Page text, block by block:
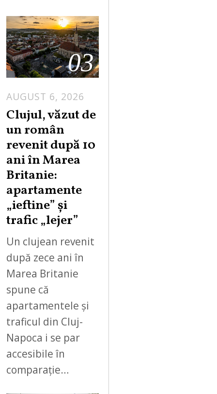
03
AUGUST 6, 2026
Clujul, văzut de
un român
revenit după 10
ani în Marea
Britanie:
apartamente
„ieftine” și
trafic „lejer”
Un clujean revenit
după zece ani în
Marea Britanie
spune că
apartamentele și
traficul din Cluj-
Napoca i se par
accesibile în
comparație…